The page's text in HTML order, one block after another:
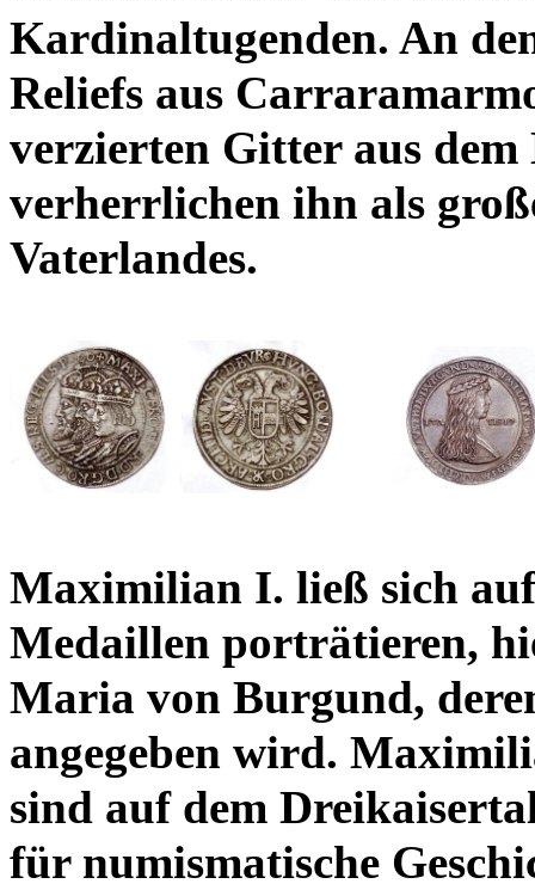
Kardinaltugenden. An
Reliefs aus
verzierten Gitter aus dem
verherrlichen ihn als
Vaterlandes.
Maximilian I. ließ sich
Medaillen porträtieren,
Maria von Burgund,
angegeben wird.
sind auf dem
für numismatische